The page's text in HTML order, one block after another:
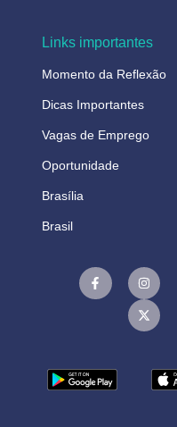
Links importantes
Momento da Reflexão
Dicas Importantes
Vagas de Emprego
Oportunidade
Brasília
Brasil